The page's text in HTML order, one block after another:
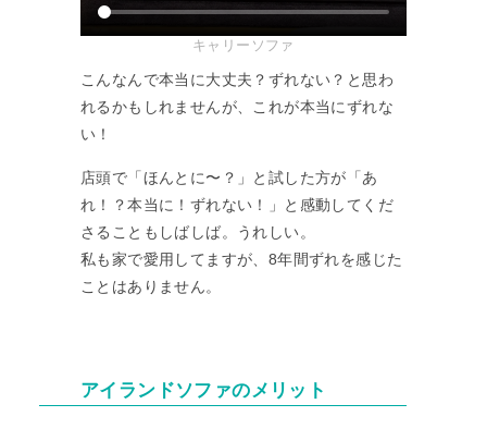
キャリーソファ
こんなんで本当に大丈夫？ずれない？と思わ
れるかもしれませんが、これが本当にずれな
い！
店頭で「ほんとに〜？」と試した方が「あ
れ！？本当に！ずれない！」と感動してくだ
さることもしばしば。うれしい。
私も家で愛用してますが、8年間ずれを感じた
ことはありません。
アイランドソファのメリット